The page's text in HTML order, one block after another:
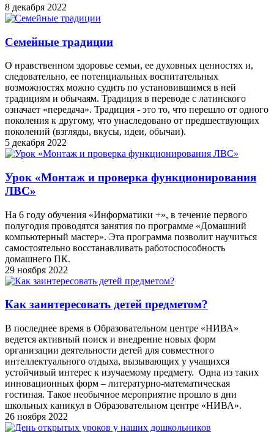
8 декабря 2022
Семейные традиции
О нравственном здоровье семьи, ее духовных ценностях и,
следовательно, ее потенциальных воспитательных
возможностях можно судить по установившимся в ней
традициям и обычаям. Традиция в переводе с латинского
означает «передача». Традиция - это то, что перешло от одного
поколения к другому, что унаследовано от предшествующих
поколений (взгляды, вкусы, идеи, обычаи).
5 декабря 2022
Урок «Монтаж и проверка функционирования
ЛВС»
На 6 году обучения «Информатики +», в течение первого
полугодия проводятся занятия по программе «Домашний
компьютерный мастер». Эта программа позволит научиться
самостоятельно восстанавливать работоспособность
домашнего ПК.
29 ноября 2022
Как заинтересовать детей предметом?
В последнее время в Образовательном центре «НИВА»
ведется активный поиск и внедрение новых форм
организации деятельности детей для совместного
интеллектуального отдыха, вызывающих у учащихся
устойчивый интерес к изучаемому предмету. Одна из таких
инновационных форм – литературно-математическая
гостиная. Такое необычное мероприятие прошло в дни
школьных каникул в Образовательном центре «НИВА».
26 ноября 2022